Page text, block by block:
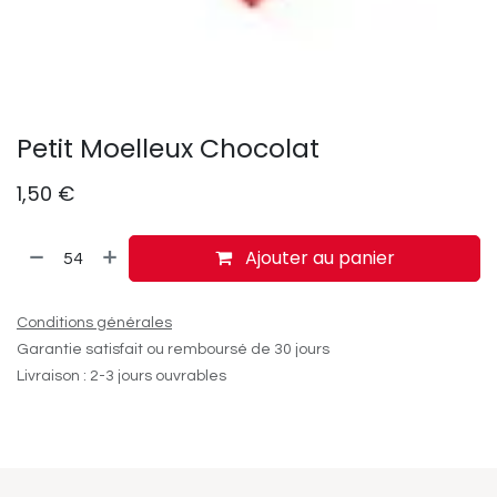
Petit Moelleux Chocolat
1,50 €
Ajouter au panier
Conditions générales
Garantie satisfait ou remboursé de 30 jours
Livraison : 2-3 jours ouvrables